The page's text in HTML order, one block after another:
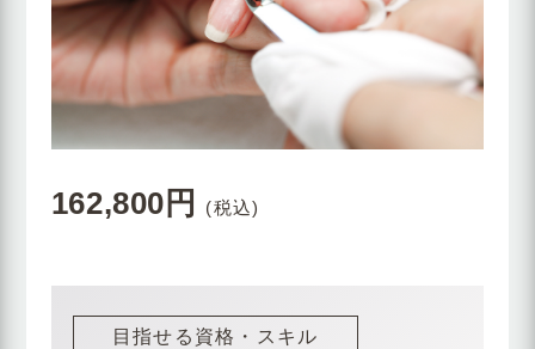
162,800円 (税込)
目指せる資格・スキル